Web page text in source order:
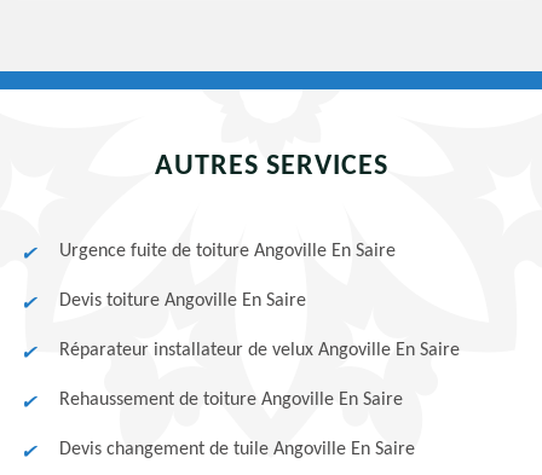
AUTRES SERVICES
Urgence fuite de toiture Angoville En Saire
Devis toiture Angoville En Saire
Réparateur installateur de velux Angoville En Saire
Rehaussement de toiture Angoville En Saire
Devis changement de tuile Angoville En Saire